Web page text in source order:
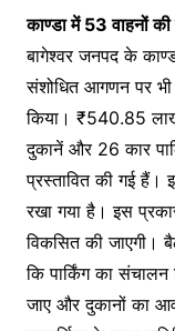
काण्डा में 53 वाहनों की
बागेश्वर जनपद के
संशोधित आगणन पर भी
किया। ₹540.85
दुकानें और 26 कार
प्रस्तावित की गई हैं।
रखा गया है। इस
विकसित की जाएगी।
कि पार्किंग का संचालन
जाए और दुकानों का